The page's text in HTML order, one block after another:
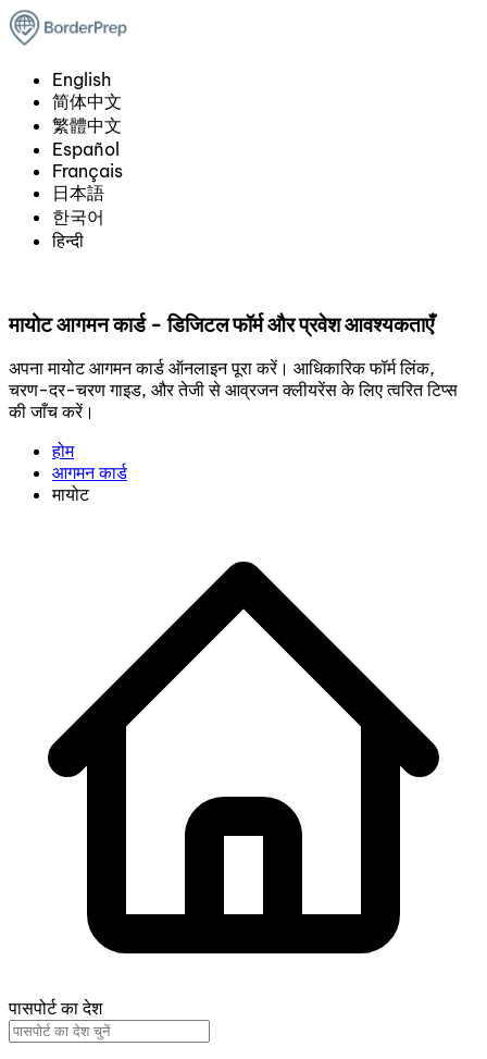
English
简体中文
繁體中文
Español
Français
日本語
한국어
हिन्दी
मायोट आगमन कार्ड - डिजिटल फॉर्म और प्रवेश आवश्यकताएँ
अपना मायोट आगमन कार्ड ऑनलाइन पूरा करें। आधिकारिक फॉर्म लिंक,
चरण-दर-चरण गाइड, और तेजी से आव्रजन क्लीयरेंस के लिए त्वरित टिप्स
की जाँच करें।
होम
आगमन कार्ड
मायोट
पासपोर्ट का देश